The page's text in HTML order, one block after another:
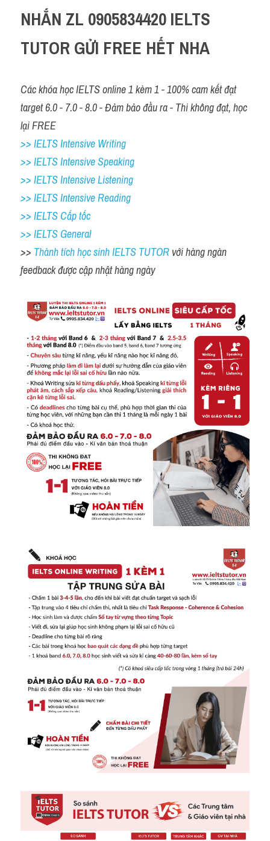
NHẮN ZL 0905834420 IELTS
TUTOR GỬI FREE HẾT NHA
Các khóa học IELTS online 1 kèm 1 - 100% cam kết đạt
target 6.0 - 7.0 - 8.0 - Đảm bảo đầu ra - Thi không đạt, học
lại FREE
>> IELTS Intensive Writing
>> IELTS Intensive Speaking
>> IELTS Intensive Listening
>> IELTS Intensive Reading
>> IELTS Cấp tốc
>> IELTS General
>> Thành tích học sinh IELTS TUTOR với hàng ngàn
feedback được cập nhật hàng ngày